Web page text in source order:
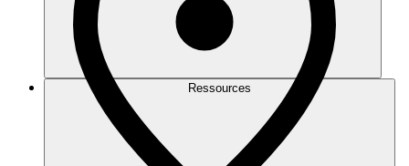
Ressources